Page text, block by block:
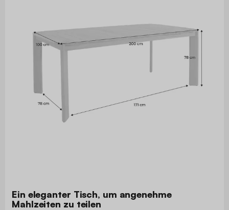
Ein eleganter Tisch, um angenehme
Mahlzeiten zu teilen